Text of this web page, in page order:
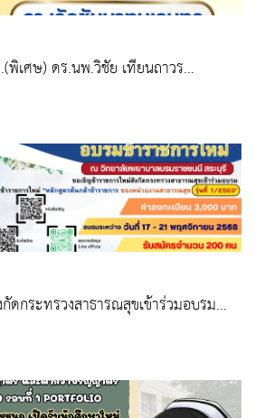
าชชนก ในโอกาสได้รางวัลชัยนาทนเร
ทบริหาร
ดกระทรวงสาธารณสุขเข้าร่วมอบรม
การใหม่ “หลักสูตรต้นกล้าข้าราชการ”